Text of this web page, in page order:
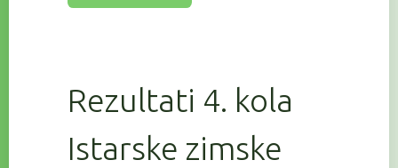
Rezultati 4. kola
Istarske zimske